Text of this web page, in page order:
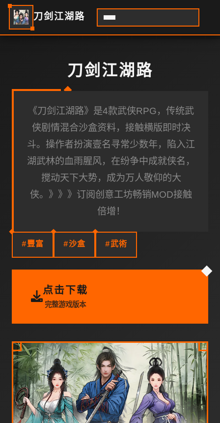
刀剑江湖路
刀剑江湖路
《刀剑江湖路》是4款武侠RPG，传统武
侠剧情混合沙盒资料，接触横版即时决
斗。操作者扮演壹名寻常少数年，陷入江
湖武林的血雨腥风，在纷争中成就侠名，
搅动天下大势，成为万人敬仰的大
侠。》》》订阅创意工坊畅销MOD接触
倍增！
#豐富 #沙盒 #武術
点击下载
完整游戏版本